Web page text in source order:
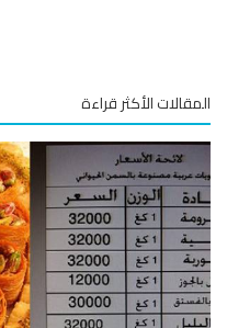
الأكثر قراءة